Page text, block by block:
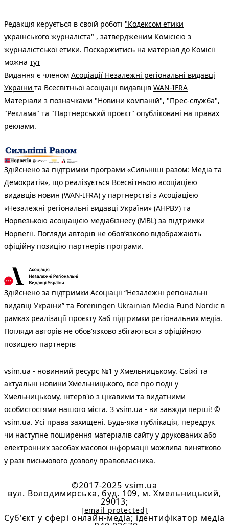
Редакція керується в своїй роботі "Кодексом етики
українського журналіста" , затвердженим Комісією з
журналістської етики. Поскаржитись на матеріал до Комісії
можна тут
Видання є членом Асоціації Незалежні регіональні видавці
України та Всесвітньої асоціації видавців WAN-IFRA
Матеріали з позначками "Новини компаній", "Прес-служба",
"Реклама" та "Партнерський проєкт" опубліковані на правах
реклами.
Здійснено за підтримки програми «Сильніші разом: Медіа та
Демократія», що реалізується Всесвітньою асоціацією
видавців новин (WAN-IFRA) у партнерстві з Асоціацією
«Незалежні регіональні видавці України» (АНРВУ) та
Норвезькою асоціацією медіабізнесу (MBL) за підтримки
Норвегії. Погляди авторів не обов’язково відображають
офіційну позицію партнерів програми.
Здійснено за підтримки Асоціації “Незалежні регіональні
видавці України” та Foreningen Ukrainian Media Fund Nordic в
рамках реалізації проєкту Хаб підтримки регіональних медіа.
Погляди авторів не обов'язково збігаються з офіційною
позицією партнерів
vsim.ua - новинний ресурс №1 у Хмельницькому. Свіжі та
актуальні новини Хмельницького, все про події у
Хмельницькому, інтерв'ю з цікавими та видатними
особистостями нашого міста. З vsim.ua - ви завжди перші! ©
vsim.ua. Усі права захищені. Будь-яка публiкацiя, передрук
чи наступне поширення матеріалів сайту у друкованих або
електронних засобах масової інформації можлива винятково
у разі письмового дозволу правовласника.
©2017-2025 vsim.ua
вул. Володимирська, буд. 109, м. Хмельницький,
29013;
[email protected]
Cуб'єкт у сфері онлайн-медіа; ідентифікатор медіа